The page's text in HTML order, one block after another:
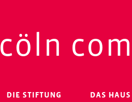
cöln
DIE STIFTUNG DAS HAUS